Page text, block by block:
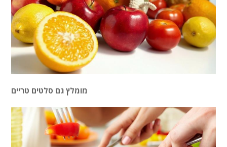
מומלץ גם סלטים טריים